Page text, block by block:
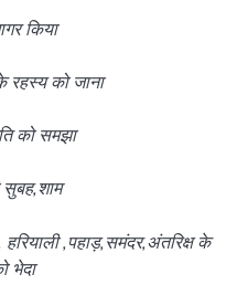
किया
रहस्य को जाना
को समझा
सुबह,शाम
,पहाड़,समंदर,अंतरिक्ष के
भेदा